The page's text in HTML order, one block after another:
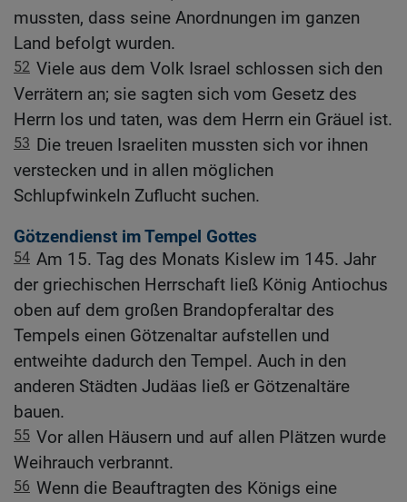
mussten, dass seine Anordnungen im ganzen
Land befolgt wurden.
52 Viele aus dem Volk Israel schlossen sich den
Verrätern an; sie sagten sich vom Gesetz des
Herrn los und taten, was dem Herrn ein Gräuel ist.
53 Die treuen Israeliten mussten sich vor ihnen
verstecken und in allen möglichen
Schlupfwinkeln Zuflucht suchen.
Götzendienst im Tempel Gottes
54 Am 15. Tag des Monats Kislew im 145. Jahr
der griechischen Herrschaft ließ König Antiochus
oben auf dem großen Brandopferaltar des
Tempels einen Götzenaltar aufstellen und
entweihte dadurch den Tempel. Auch in den
anderen Städten Judäas ließ er Götzenaltäre
bauen.
55 Vor allen Häusern und auf allen Plätzen wurde
Weihrauch verbrannt.
56 Wenn die Beauftragten des Königs eine